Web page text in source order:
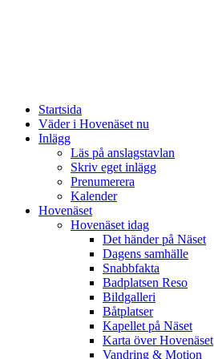
Startsida
Väder i Hovenäset nu
Inlägg
Läs på anslagstavlan
Skriv eget inlägg
Prenumerera
Kalender
Hovenäset
Hovenäset idag
Det händer på Näset
Dagens samhälle
Snabbfakta
Badplatsen Reso
Bildgalleri
Båtplatser
Kapellet på Näset
Karta över Hovenäset
Vandring & Motion